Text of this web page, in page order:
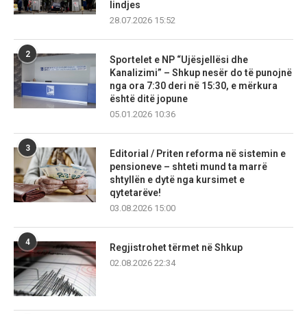
lindjes
28.07.2026 15:52
2
Sportelet e NP “Ujësjellësi dhe
Kanalizimi” – Shkup nesër do të punojnë
nga ora 7:30 deri në 15:30, e mërkura
është ditë jopune
05.01.2026 10:36
3
Editorial / Priten reforma në sistemin e
pensioneve – shteti mund ta marrë
shtyllën e dytë nga kursimet e
qytetarëve!
03.08.2026 15:00
4
Regjistrohet tërmet në Shkup
02.08.2026 22:34